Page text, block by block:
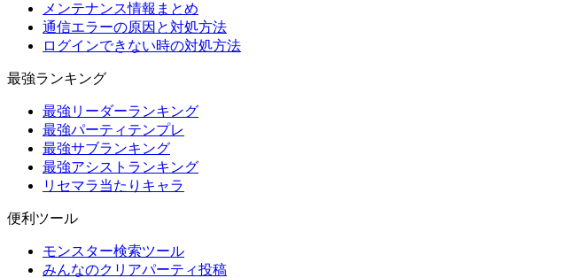
メンテナンス情報まとめ
通信エラーの原因と対処方法
ログインできない時の対処方法
最強ランキング
最強リーダーランキング
最強パーティテンプレ
最強サブランキング
最強アシストランキング
リセマラ当たりキャラ
便利ツール
モンスター検索ツール
みんなのクリアパーティ投稿